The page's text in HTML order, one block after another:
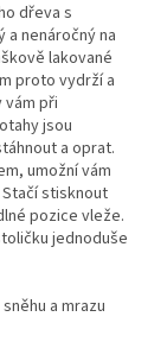
dřeva s
nenáročný na
lakované
proto vydrží a
při
jsou
a oprat.
umožní vám
stisknout
pozice vleže.
jednoduše
a mrazu